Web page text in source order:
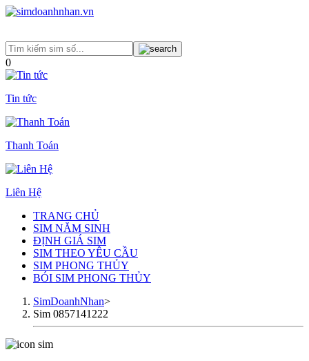
0
Tin tức
Thanh Toán
Liên Hệ
TRANG CHỦ
SIM NĂM SINH
ĐỊNH GIÁ SIM
SIM THEO YÊU CẦU
SIM PHONG THỦY
BÓI SIM PHONG THỦY
SimDoanhNhan>
Sim 0857141222